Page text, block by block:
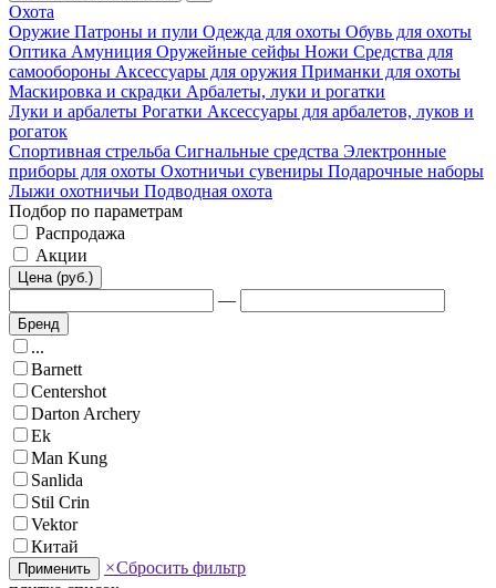
Охота
Оружие Патроны и пули Одежда для охоты Обувь для охоты
Оптика Амуниция Оружейные сейфы Ножи Средства для
самообороны Аксессуары для оружия Приманки для охоты
Маскировка и скрадки Арбалеты, луки и рогатки
Луки и арбалеты Рогатки Аксессуары для арбалетов, луков и
рогаток
Спортивная стрельба Сигнальные средства Электронные
приборы для охоты Охотничьи сувениры Подарочные наборы
Лыжи охотничьи Подводная охота
Подбор по параметрам
Распродажа
Акции
Цена (руб.)
—
Бренд
...
Barnett
Centershot
Darton Archery
Ek
Man Kung
Sanlida
Stil Crin
Vektor
Китай
Применить ×Сбросить фильтр